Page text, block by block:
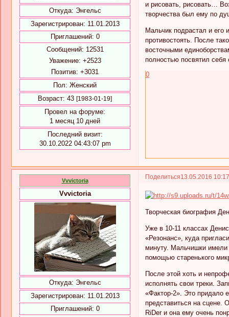
Откуда: Энгельс
Зарегистрирован: 11.01.2013
Приглашений: 0
Сообщений: 12531
Уважение: +2523
Позитив: +3031
Пол: Женский
Возраст: 43 [1983-01-19]
Провел на форуме:
1 месяц 10 дней
Последний визит:
30.10.2022 04:43:07 pm
и рисовать, рисовать…
творчества был ему по
Мальчик подрастал и его
противостоять. После
восточными
полностью посвятил
0
Поделиться13.05.2016
Vvvictoria
Vvvictoria
Откуда: Энгельс
Зарегистрирован: 11.01.2013
Приглашений: 0
Творческая биография
Уже в 10-11 классах
«Резонанс», куда
минуту. Мальчишки имели
помощью старенького
После этой хоть и
исполнять свои треки.
«Фактор-2». Это придало
представиться на сцене.
RiDer и она ему очень